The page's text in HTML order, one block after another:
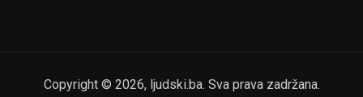
Copyright © 2026, ljudski.ba. Sva prava zadržana.